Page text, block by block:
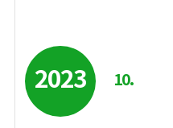
2023 10.